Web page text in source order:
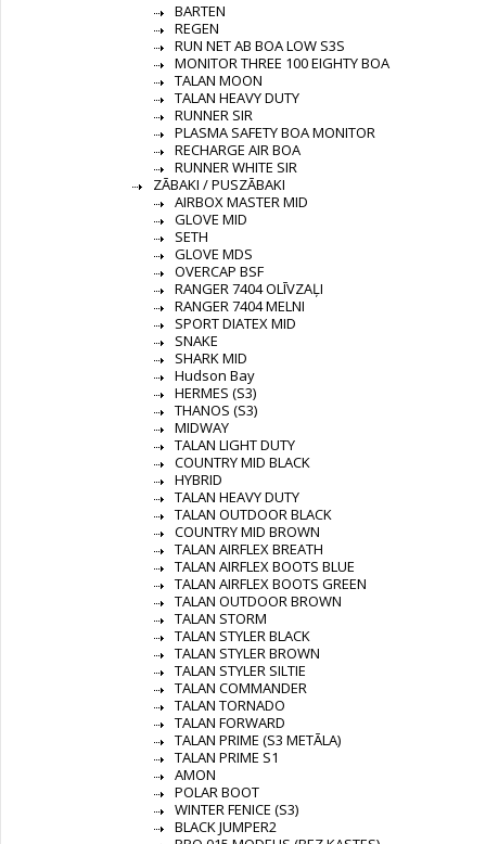
BARTEN
REGEN
RUN NET AB BOA LOW S3S
MONITOR THREE 100 EIGHTY BOA
TALAN MOON
TALAN HEAVY DUTY
RUNNER SIR
PLASMA SAFETY BOA MONITOR
RECHARGE AIR BOA
RUNNER WHITE SIR
ZĀBAKI / PUSZĀBAKI
AIRBOX MASTER MID
GLOVE MID
SETH
GLOVE MDS
OVERCAP BSF
RANGER 7404 OLĪVZAĻI
RANGER 7404 MELNI
SPORT DIATEX MID
SNAKE
SHARK MID
Hudson Bay
HERMES (S3)
THANOS (S3)
MIDWAY
TALAN LIGHT DUTY
COUNTRY MID BLACK
HYBRID
TALAN HEAVY DUTY
TALAN OUTDOOR BLACK
COUNTRY MID BROWN
TALAN AIRFLEX BREATH
TALAN AIRFLEX BOOTS BLUE
TALAN AIRFLEX BOOTS GREEN
TALAN OUTDOOR BROWN
TALAN STORM
TALAN STYLER BLACK
TALAN STYLER BROWN
TALAN STYLER SILTIE
TALAN COMMANDER
TALAN TORNADO
TALAN FORWARD
TALAN PRIME (S3 METĀLA)
TALAN PRIME S1
AMON
POLAR BOOT
WINTER FENICE (S3)
BLACK JUMPER2